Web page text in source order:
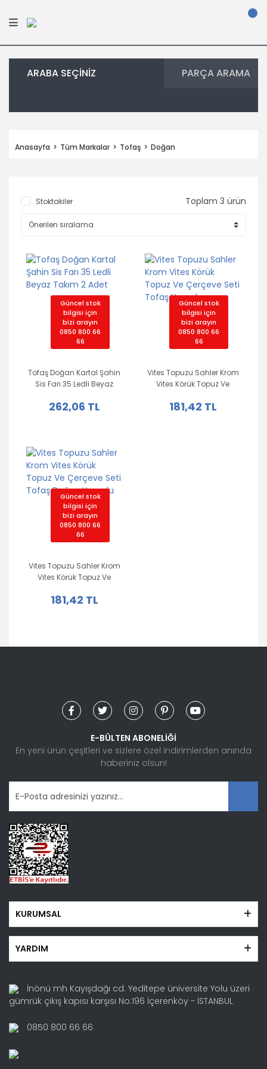
ARABA SEÇİNİZ PARÇA ARAMA
Anasayfa Tüm Markalar Tofaş Doğan
Stoktakiler Toplam 3 ürün
Güncel stok
bilgisi için
bizi arayın
0850 800 66
66
Tofaş Doğan Kartal Şahin
Sis Farı 35 Ledli Beyaz
262,06 TL
Güncel stok
bilgisi için
bizi arayın
0850 800 66
66
Vites Topuzu Sahler Krom
Vites Körük Topuz Ve
Uyumlu
181,42 TL
Güncel stok
bilgisi için
bizi arayın
0850 800 66
66
Vites Topuzu Sahler Krom
Vites Körük Topuz Ve
Uyumlu
181,42 TL
E-BÜLTEN ABONELİĞİ
En yeni ürün çeşitleri ve sizlere özel indirimlerden anında
haberiniz olsun!
KURUMSAL
YARDIM
İnönü mh Kayışdağı cd. Yeditepe üniversite Yolu üzeri
gümrük çıkış kapısı karşısı No:196 İçerenköy - İSTANBUL
0850 800 66 66